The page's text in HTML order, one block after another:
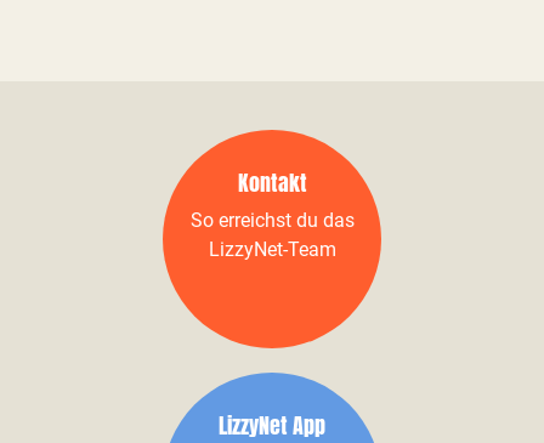
Kontakt
So erreichst du das
LizzyNet-Team
LizzyNet App